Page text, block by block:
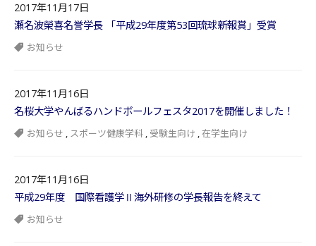
2017年11月17日
瀬名波榮喜名誉学長 「平成29年度第53回琉球新報賞」受賞
お知らせ
2017年11月16日
名桜大学やんばるハンドボールフェスタ2017を開催しました！
お知らせ , スポーツ健康学科 , 受験生向け ,在学生向け
2017年11月16日
平成29年度 国際看護学Ⅱ海外研修の学長報告を終えて
お知らせ